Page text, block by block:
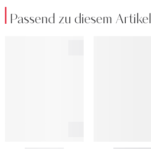
Passend zu diesem Artikel